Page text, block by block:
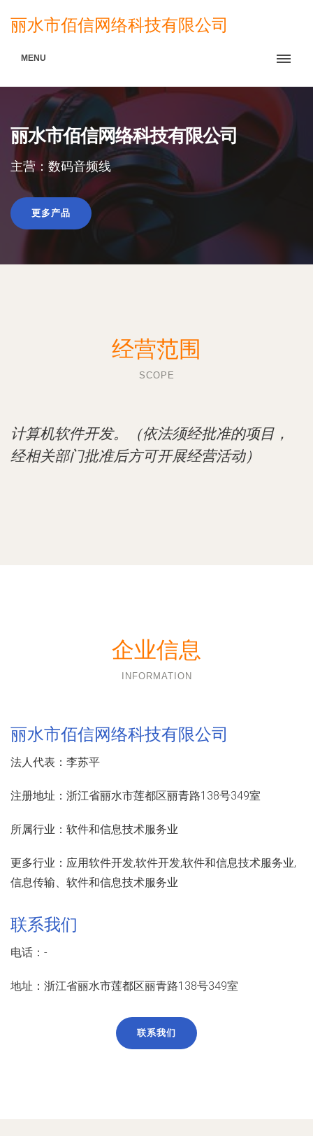
丽水市佰信网络科技有限公司
MENU
丽水市佰信网络科技有限公司
主营：数码音频线
更多产品
经营范围
SCOPE
计算机软件开发。（依法须经批准的项目，
经相关部门批准后方可开展经营活动）
企业信息
INFORMATION
丽水市佰信网络科技有限公司
法人代表： 李苏平
注册地址： 浙江省丽水市莲都区丽青路138号349室
所属行业： 软件和信息技术服务业
更多行业： 应用软件开发,软件开发,软件和信息技术服务业,
信息传输、软件和信息技术服务业
联系我们
电话：-
地址：浙江省丽水市莲都区丽青路138号349室
联系我们